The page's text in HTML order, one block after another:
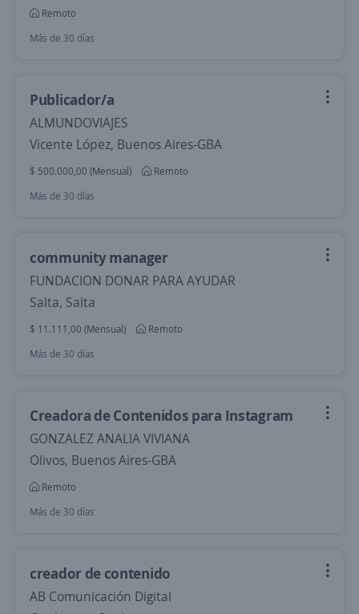
Remoto
Más de 30 días
Publicador/a
ALMUNDOVIAJES
Vicente López, Buenos Aires-GBA
$ 500.000,00 (Mensual)
Remoto
Más de 30 días
community manager
FUNDACION DONAR PARA AYUDAR
Salta, Salta
$ 11.111,00 (Mensual)
Remoto
Más de 30 días
Creadora de Contenidos para Instagram
GONZALEZ ANALIA VIVIANA
Olivos, Buenos Aires-GBA
Remoto
Más de 30 días
creador de contenido
AB Comunicación Digital